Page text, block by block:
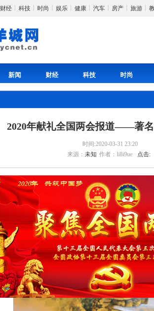
财经 科技 时尚 娱乐 健康 汽车 房产 旅游
新闻 财经 科技 时尚
2020年献礼全国两会报道——著
时间:2020-03-31 23:20
来源： 未知 作者：li8i9ue 点击: